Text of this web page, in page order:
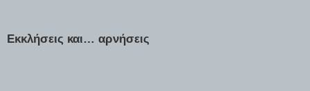
Εκκλήσεις και… αρνήσεις